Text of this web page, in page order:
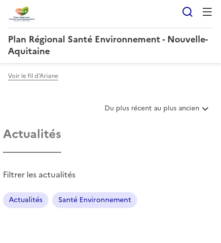
Plan Régional Santé Environnement - Nouvelle-
Aquitaine
Voir le fil d'Ariane
T
t
Du plus récent au plus ancien
Actualités
Filtrer les actualités
Actualités Santé Environnement